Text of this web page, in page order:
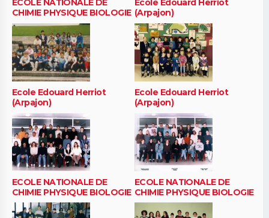
ECOLE NATIONALE DE
CHIMIE PHYSIQUE BIOLOGIE
Ecole Edouard Herriot
(Arpajon)
Ecole Edouard Herriot
(Arpajon)
Ecole Edouard Herriot
(Arpajon)
ECOLE NATIONALE DE
CHIMIE PHYSIQUE BIOLOGIE
ECOLE NATIONALE DE
CHIMIE PHYSIQUE BIOLOGIE